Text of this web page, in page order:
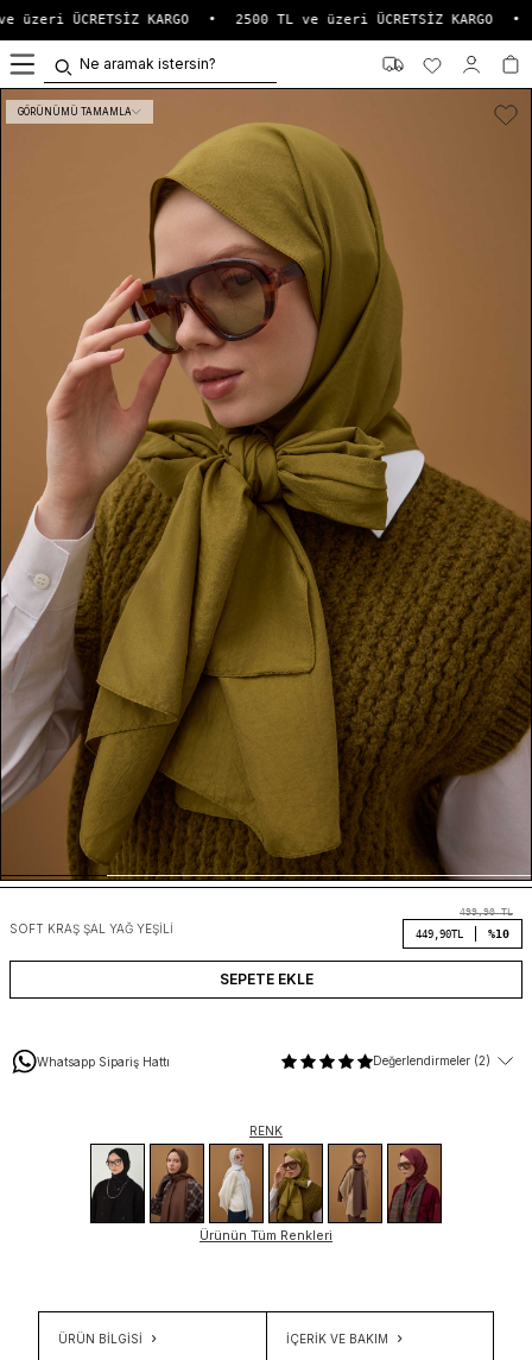
üzeri ÜCRETSİZ KARGO 2500 TL ve üzeri ÜCRETSİZ KARGO
GÖRÜNÜMÜ TAMAMLA
SOFT KRAŞ ŞAL YAĞ YEŞILI
499,90TL
449,90TL %10
SEPETE EKLE
Whatsapp Sipariş Hattı Değerlendirmeler (2)
RENK
Ürünün Tüm Renkleri
ÜRÜN BİLGİSİ İÇERIK VE BAKIM